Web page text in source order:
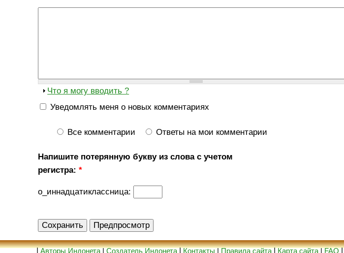
Что я могу вводить ?
Уведомлять меня о новых комментариях
Все комментарии Ответы на мои комментарии
Напишите потерянную букву из слова с учетом
регистра:*
о_иннадцатиклассница:
|Авторы Индонета|Создатель Индонета|Контакты|Правила сайта|Карта сайта|FAQ|